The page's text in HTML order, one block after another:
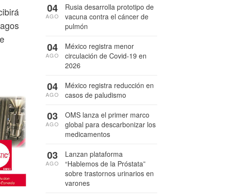
Rusia desarrolla prototipo de
vacuna contra el cáncer de
pulmón
04
AGO
México registra menor
circulación de Covid-19 en
2026
04
AGO
México registra reducción en
casos de paludismo
04
AGO
OMS lanza el primer marco
global para descarbonizar los
medicamentos
03
AGO
Lanzan plataforma
“Hablemos de la Próstata”
sobre trastornos urinarios en
varones
03
AGO